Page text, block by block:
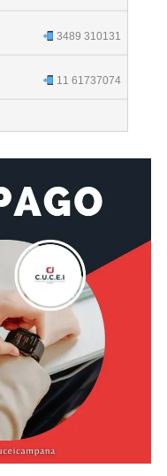
3489 310131
11 61737074